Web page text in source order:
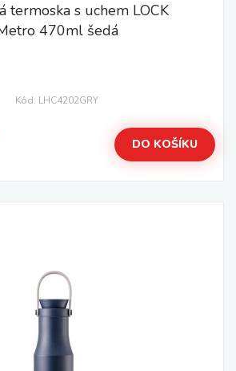
termoska s uchem LOCK
470ml šedá
Kód: LHC4202GRY
DO KOŠÍKU